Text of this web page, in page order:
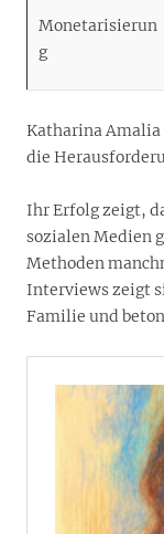
Monetarisierun
g
Katharina Amalia
die
Ihr Erfolg zeigt,
sozialen Medien
Methoden
Interviews zeigt
Familie und